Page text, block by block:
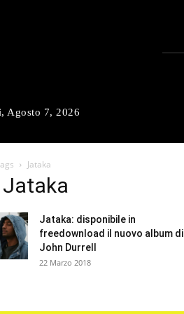
Agosto 7, 2026
Jataka
Jataka
Jataka: disponibile in
freedownload il nuovo album di
John Durrell
22 Marzo 2018